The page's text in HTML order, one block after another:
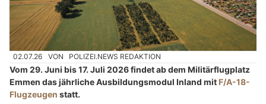
02.07.26 VON POLIZEI.NEWS REDAKTION
Vom 29. Juni bis 17. Juli 2026 findet ab dem Militärflugplatz
Emmen das jährliche Ausbildungsmodul Inland mit F/A-18-
Flugzeugen statt.